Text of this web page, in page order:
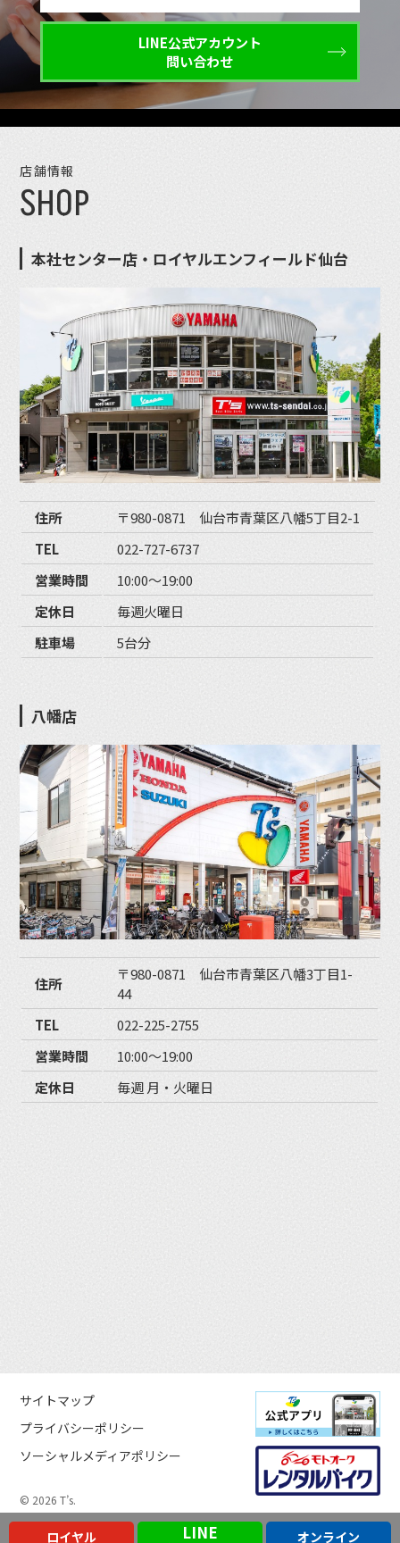
LINE公式アカウント
問い合わせ
店舗情報
SHOP
本社センター店・ロイヤルエンフィールド仙台
住所
〒980-0871 仙台市青葉区八幡5丁目2-1
TEL
022-727-6737
営業時間
10:00〜19:00
定休日
毎週火曜日
駐車場
5台分
八幡店
住所
〒980-0871 仙台市青葉区八幡3丁目1-
44
TEL
022-225-2755
営業時間
10:00〜19:00
定休日
毎週 月・火曜日
サイトマップ
プライバシーポリシー
ソーシャルメディアポリシー
© 2026 T’s.
ロイヤル
LINE
オンライン